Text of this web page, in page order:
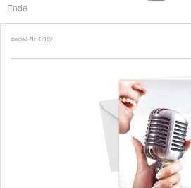
Ende
Bestell-Nr. 47169